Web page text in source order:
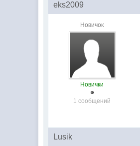
eks2009
Новичок
Новички
1 сообщений
Lusik